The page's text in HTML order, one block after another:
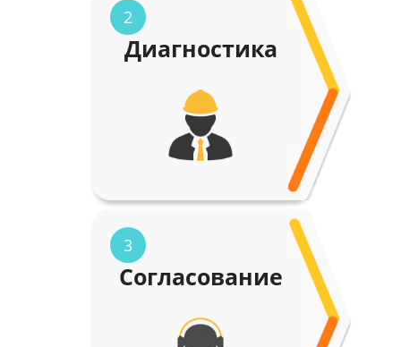
2
Диагностика
3
Согласование